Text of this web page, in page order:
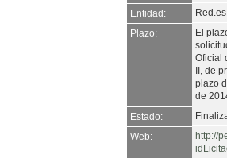
Entidad:
Red.es
Plazo:
El
Oficial
II, de
plazo
de
Estado:
Web:
http://